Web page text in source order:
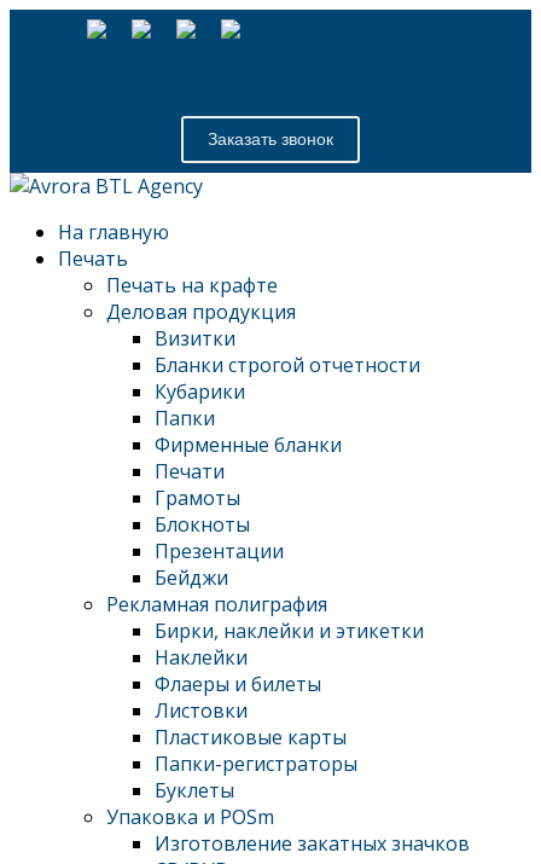
Заказать звонок
На главную
Печать
Печать на крафте
Деловая продукция
Визитки
Бланки строгой отчетности
Кубарики
Папки
Фирменные бланки
Печати
Грамоты
Блокноты
Презентации
Бейджи
Рекламная полиграфия
Бирки, наклейки и этикетки
Наклейки
Флаеры и билеты
Листовки
Пластиковые карты
Папки-регистраторы
Буклеты
Упаковка и POSm
Изготовление закатных значков